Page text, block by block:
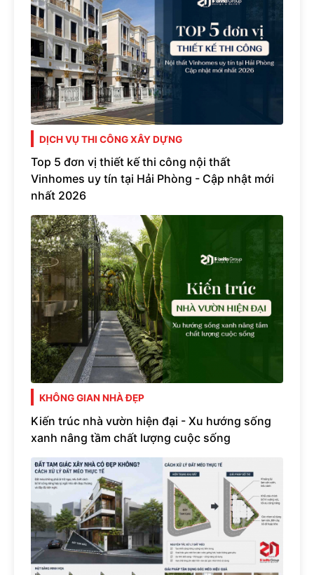
DỊCH VỤ THI CÔNG XÂY DỰNG
Top 5 đơn vị thiết kế thi công nội thất
Vinhomes uy tín tại Hải Phòng - Cập nhật mới
nhất 2026
KHÔNG GIAN NHÀ ĐẸP
Kiến trúc nhà vườn hiện đại - Xu hướng sống
xanh nâng tầm chất lượng cuộc sống